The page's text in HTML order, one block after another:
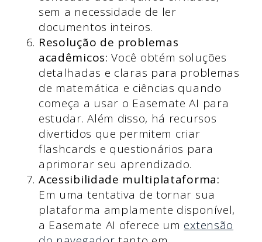
sem a necessidade de ler
documentos inteiros.
Resolução de problemas
acadêmicos: Você obtém soluções
detalhadas e claras para problemas
de matemática e ciências quando
começa a usar o Easemate AI para
estudar. Além disso, há recursos
divertidos que permitem criar
flashcards e questionários para
aprimorar seu aprendizado.
Acessibilidade multiplataforma:
Em uma tentativa de tornar sua
plataforma amplamente disponível,
a Easemate AI oferece um extensão